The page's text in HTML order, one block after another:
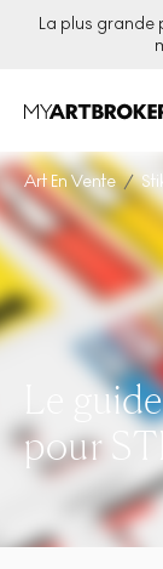
La plus grande
Art En Vente
Le
pour